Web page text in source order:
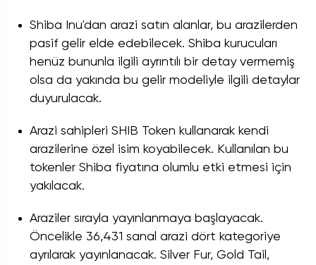
Shiba Inu'dan arazi satın alanlar, bu arazilerden
pasif gelir elde edebilecek. Shiba kurucuları
henüz bununla ilgili ayrıntılı bir detay vermemiş
olsa da yakında bu gelir modeliyle ilgili detaylar
duyurulacak.
Arazi sahipleri SHIB Token kullanarak kendi
arazilerine özel isim koyabilecek. Kullanılan bu
tokenler Shiba fiyatına olumlu etki etmesi için
yakılacak.
Araziler sırayla yayınlanmaya başlayacak.
Öncelikle 36,431 sanal arazi dört kategoriye
ayrılarak yayınlanacak. Silver Fur, Gold Tail,